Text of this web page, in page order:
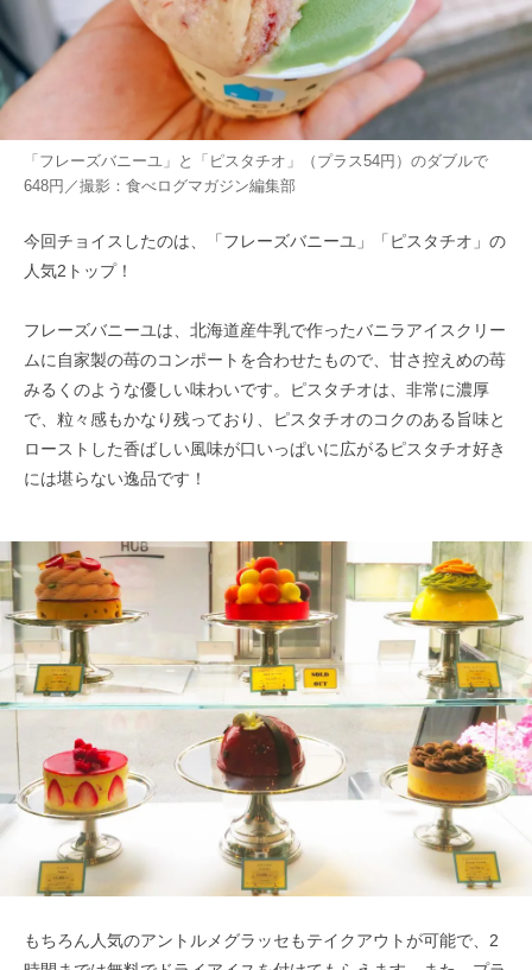
「フレーズバニーユ」と「ピスタチオ」（プラス54円）のダブルで
648円／撮影：食べログマガジン編集部
今回チョイスしたのは、「フレーズバニーユ」「ピスタチオ」の
人気2トップ！
フレーズバニーユは、北海道産牛乳で作ったバニラアイスクリー
ムに自家製の苺のコンポートを合わせたもので、甘さ控えめの苺
みるくのような優しい味わいです。ピスタチオは、非常に濃厚
で、粒々感もかなり残っており、ピスタチオのコクのある旨味と
ローストした香ばしい風味が口いっぱいに広がるピスタチオ好き
には堪らない逸品です！
もちろん人気のアントルメグラッセもテイクアウトが可能で、2